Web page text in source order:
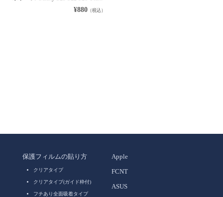
¥880（税込）
保護フィルムの貼り方
クリアタイプ
クリアタイプ(ガイド枠付)
フチあり全面吸着タイプ
Apple
FCNT
ASUS